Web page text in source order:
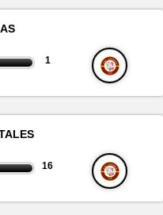
1
16